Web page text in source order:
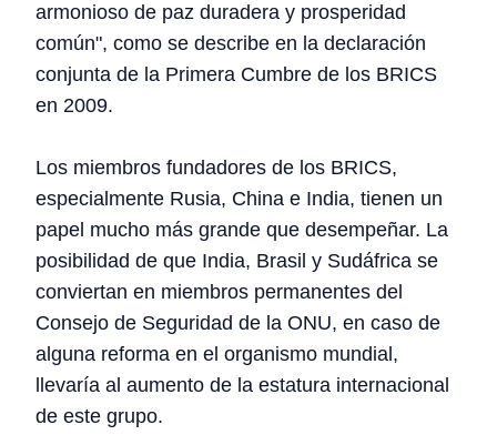
armonioso de paz duradera y prosperidad
común", como se describe en la declaración
conjunta de la Primera Cumbre de los BRICS
en 2009.
Los miembros fundadores de los BRICS,
especialmente Rusia, China e India, tienen un
papel mucho más grande que desempeñar. La
posibilidad de que India, Brasil y Sudáfrica se
conviertan en miembros permanentes del
Consejo de Seguridad de la ONU, en caso de
alguna reforma en el organismo mundial,
llevaría al aumento de la estatura internacional
de este grupo.